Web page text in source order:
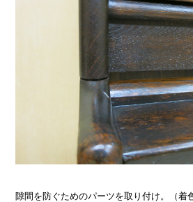
隙間を防ぐためのパーツを取り付け。（着